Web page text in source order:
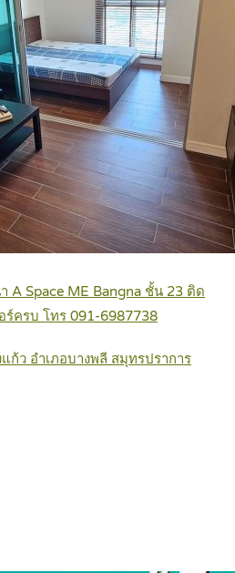
A Space ME Bangna ชั้น 23 ติด
ร์ครบ โทร 091-6987738
ก้ว อำเภอบางพลี สมุทรปราการ